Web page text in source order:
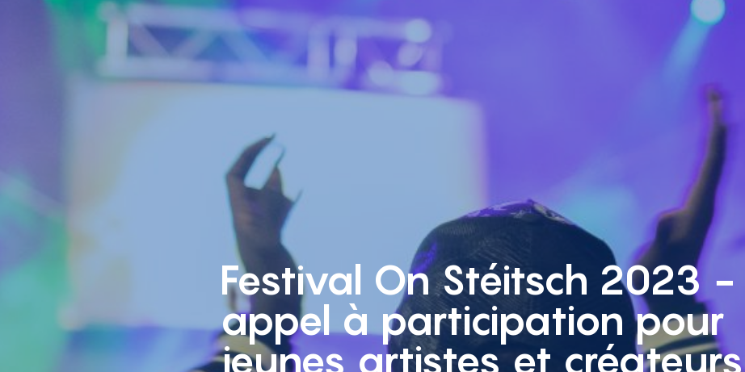
Festival On Stéitsch 2023 −
appel à participation pour
jeunes artistes et créateurs